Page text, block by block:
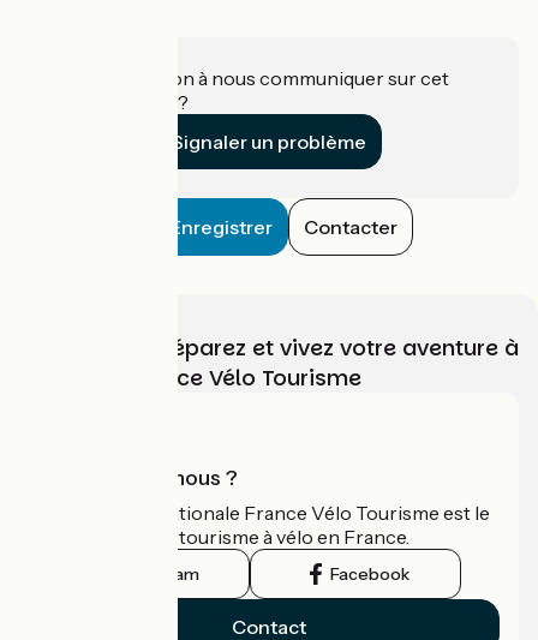
Une information à nous communiquer sur cet
établissement ?
Signaler un problème
Enregistrer Contacter
Choisissez, préparez et vivez votre aventure à
vélo avec France Vélo Tourisme
Qui sommes-nous ?
L'association nationale France Vélo Tourisme est le
guide officiel du tourisme à vélo en France.
Instagram Facebook
Contact